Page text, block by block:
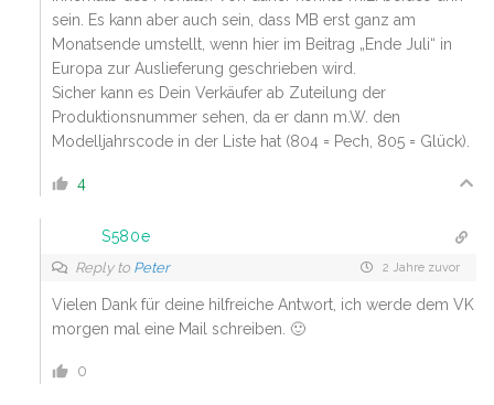
sein. Es kann aber auch sein, dass MB erst ganz am
Monatsende umstellt, wenn hier im Beitrag „Ende Juli“ in
Europa zur Auslieferung geschrieben wird.
Sicher kann es Dein Verkäufer ab Zuteilung der
Produktionsnummer sehen, da er dann m.W. den
Modelljahrscode in der Liste hat (804 = Pech, 805 = Glück).
4
S580e
Reply to Peter 2 Jahre zuvor
Vielen Dank für deine hilfreiche Antwort, ich werde dem VK
morgen mal eine Mail schreiben. 🙂
0